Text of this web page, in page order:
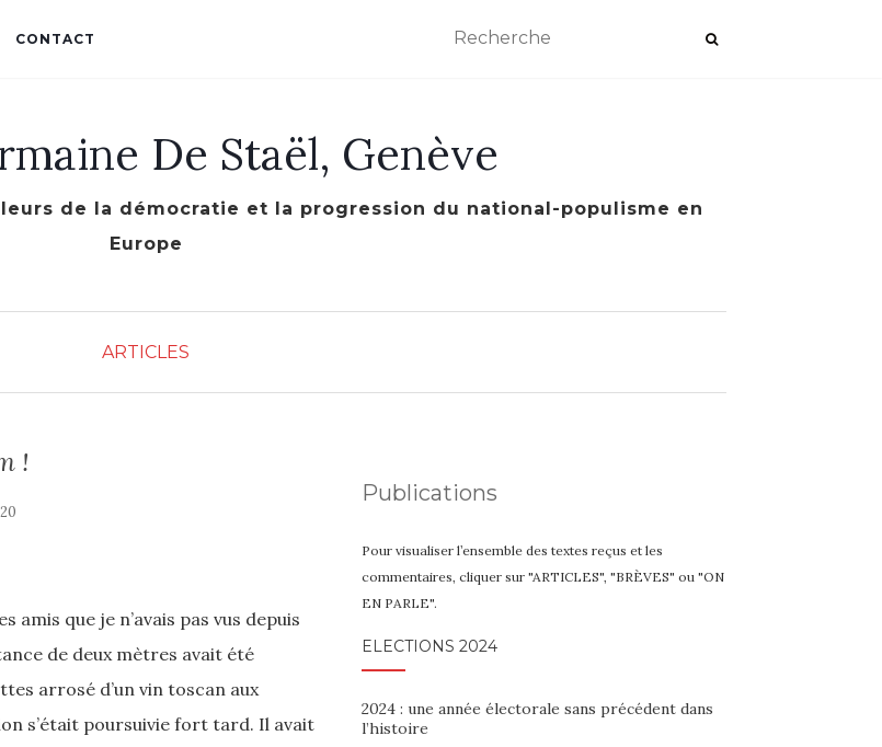
CONTACT
De Staël, Genève
de la démocratie et la progression du national-populisme en
Europe
ARTICLES
!
amis que je n’avais pas vus depuis
de deux mètres avait été
arrosé d’un vin toscan aux
s’était poursuivie fort tard. Il avait
Publications
Pour visualiser l’ensemble des textes reçus et les
commentaires, cliquer sur "ARTICLES", "BRÈVES" ou "ON
EN PARLE".
ELECTIONS 2024
2024 : une année électorale sans précédent dans
l’histoire